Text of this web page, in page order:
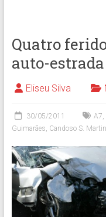
Quatro
auto-
Eliseu Silva
30/05/2011 A7,
Guimarães, Candoso S.